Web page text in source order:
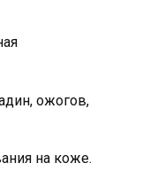
ожогов,
на коже.